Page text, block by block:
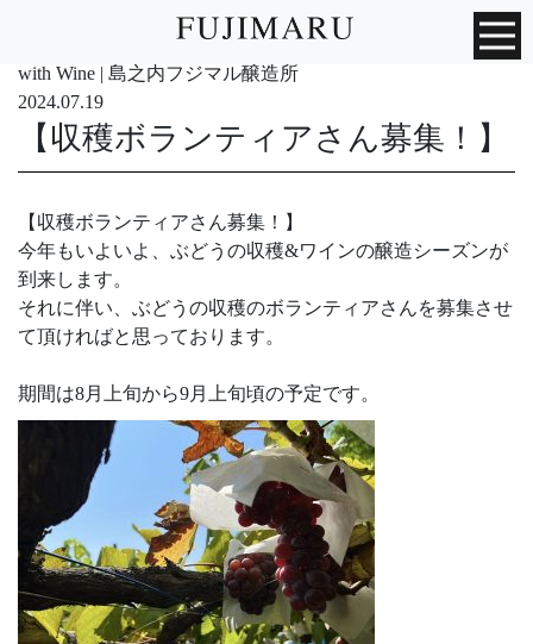
with Wine | 島之内フジマル醸造所
2024.07.19
【収穫ボランティアさん募集！】
【収穫ボランティアさん募集！】
今年もいよいよ、ぶどうの収穫&ワインの醸造シーズンが
到来します。
それに伴い、ぶどうの収穫のボランティアさんを募集させ
て頂ければと思っております。
期間は8月上旬から9月上旬頃の予定です。